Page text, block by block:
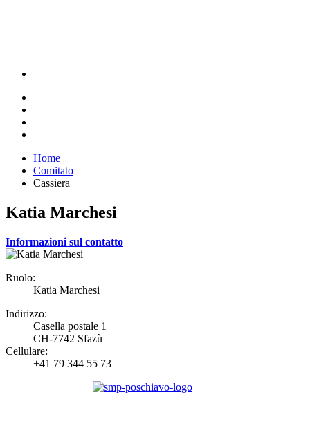
Home
Comitato
Cassiera
Katia Marchesi
Informazioni sul contatto
Ruolo:
Katia Marchesi
Indirizzo:
Casella postale 1
CH-7742 Sfazù
Cellulare:
+41 79 344 55 73